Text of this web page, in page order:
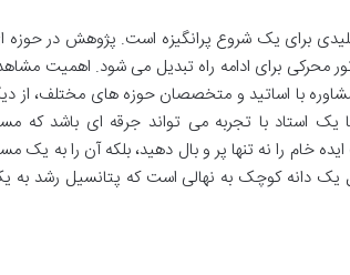
برای یک شروع پرانگیزه است. پژوهش در حوزه
محرکی برای ادامه راه تبدیل می شود. اهمیت
با اساتید و متخصصان حوزه های مختلف، از
استاد با تجربه می تواند جرقه ای باشد که
را نه تنها پر و بال دهید، بلکه آن را به یک
یک دانه کوچک به نهالی است که پتانسیل رشد به